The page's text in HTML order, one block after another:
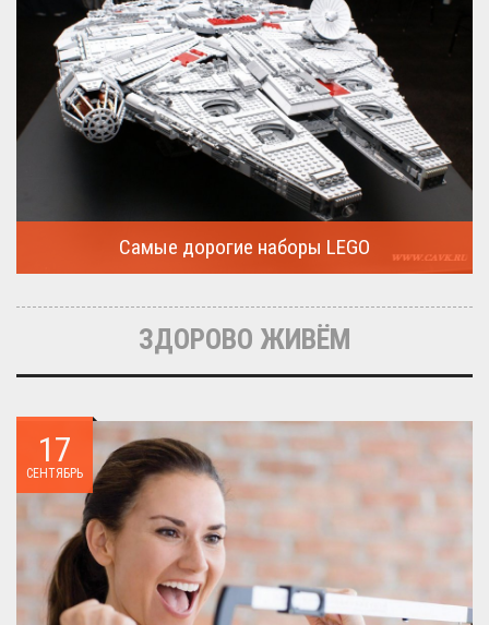
Самые дорогие наборы LEGO
дорогие...
ЗДОРОВО ЖИВЁМ
17
СЕНТЯБРЬ